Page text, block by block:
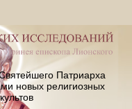
Патриарха
новых религиозных